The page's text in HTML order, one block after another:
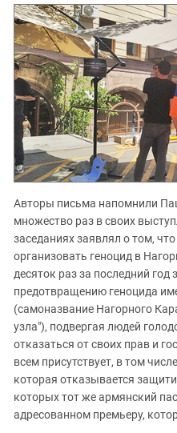
Авторы письма напомнили
множество раз в своих
заседаниях заявлял о том,
организовать геноцид в
десяток раз за последний год
предотвращению геноцида
(самоназвание Нагорного
узла"), подвергая людей
отказаться от своих прав и
всем присутствует, в том
которая отказывается
которых тот же армянский
адресованном премьеру,